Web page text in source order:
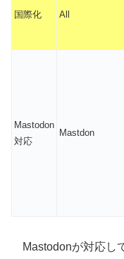
国際化 All
Mastodon
対応
Mastdon
Mastodonが対応し